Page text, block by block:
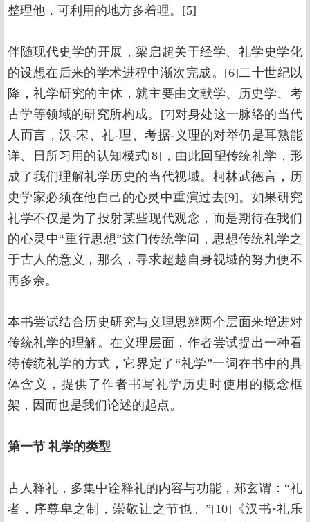
整理他，可利用的地方多着哩。[5]
伴随现代史学的开展，梁启超关于经学、礼学史学化
的设想在后来的学术进程中渐次完成。[6]二十世纪以
降，礼学研究的主体，就主要由文献学、历史学、考
古学等领域的研究所构成。[7]对身处这一脉络的当代
人而言，汉-宋、礼-理、考据-义理的对举仍是耳熟能
详、日所习用的认知模式[8]，由此回望传统礼学，形
成了我们理解礼学历史的当代视域。柯林武德言，历
史学家必须在他自己的心灵中重演过去[9]。如果研究
礼学不仅是为了投射某些现代观念，而是期待在我们
的心灵中“重行思想”这门传统学问，思想传统礼学之
于古人的意义，那么，寻求超越自身视域的努力便不
再多余。
本书尝试结合历史研究与义理思辨两个层面来增进对
传统礼学的理解。在义理层面，作者尝试提出一种看
待传统礼学的方式，它界定了“礼学”一词在书中的具
体含义，提供了作者书写礼学历史时使用的概念框
架，因而也是我们论述的起点。
第一节 礼学的类型
古人释礼，多集中诠释礼的内容与功能，郑玄谓：“礼
者，序尊卑之制，崇敬让之节也。”[10]《汉书·礼乐